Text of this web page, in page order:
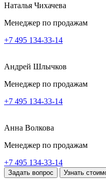
Наталья Чихачева
Менеджер по продажам
+7 495 134-33-14
Андрей Шлычков
Менеджер по продажам
+7 495 134-33-14
Анна Волкова
Менеджер по продажам
+7 495 134-33-14
Задать вопрос Узнать